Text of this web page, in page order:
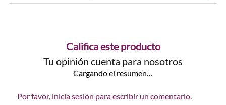
Califica este producto
Tu opinión cuenta para nosotros
Cargando el resumen…
Por favor, inicia sesión para escribir un comentario.